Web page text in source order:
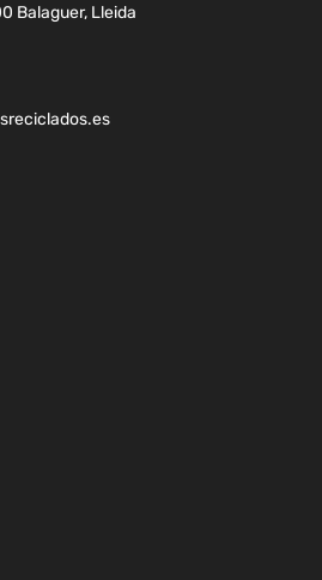
Balaguer, Lleida